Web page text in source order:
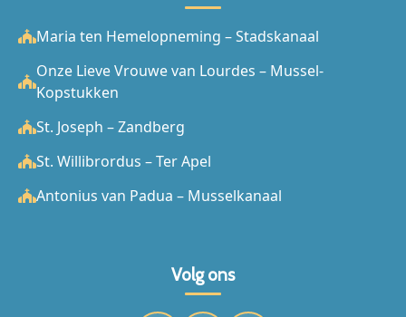
Maria ten Hemelopneming – Stadskanaal
Onze Lieve Vrouwe van Lourdes – Mussel-
Kopstukken
St. Joseph – Zandberg
St. Willibrordus – Ter Apel
Antonius van Padua – Musselkanaal
Volg ons